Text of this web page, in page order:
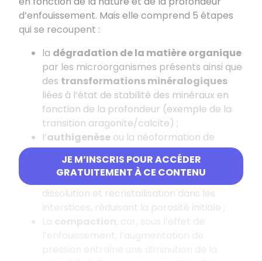
JE M’INSCRIS POUR ACCÉDER
GRATUITEMENT À CE CONTENU
d’enfouissement. Mais elle comprend 5 étapes
qui se recoupent :
la dégradation de la matière organique
par les microorganismes présents ainsi que
des transformations minéralogiques
liées à l’état de stabilité des minéraux en
fonction de la profondeur (exemple de la
transition aragonite/calcite) ;
l’authigenèse ou la néoformation de
minéraux comme la glauconie par
exemple ;
cimentation, qui se produit par
dissolution et recristallisation dans les
interstices, réduisant la porosité initiale ;